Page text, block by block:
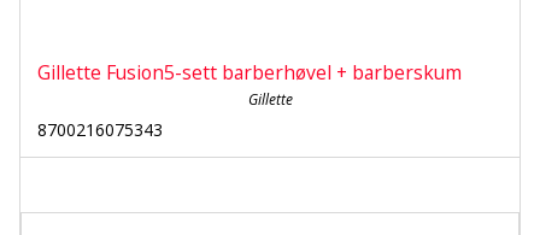
Gillette Fusion5-sett barberhøvel + barberskum
Gillette
8700216075343